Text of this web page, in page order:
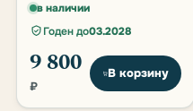
в наличии
Годен до03.2028
9 800
₽
В корзину